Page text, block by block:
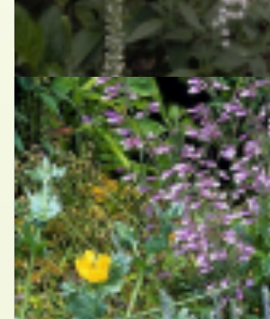
Aar-ereprijs
Veronica spicata 'Icicle'